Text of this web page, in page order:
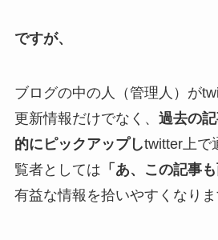
ですが、
ブログの中の人（管理人）が
更新情報だけでなく、 過去の
的にピックアップしtwitter上で
覧者としては 「あ、この記事
有益な情報を拾いやすくなりま